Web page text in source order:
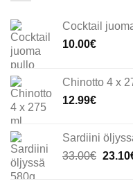
Cocktail
10.00€
Chinotto 4 x
12.99€
Sardiini
33.00€ 23.10